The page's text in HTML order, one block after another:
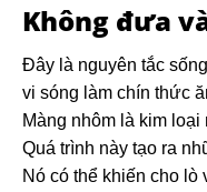
Không đưa
Đây là nguyên tắc
vi sóng làm chín thức
Màng nhôm là kim loại
Quá trình này tạo ra
Nó có thể khiến cho lò